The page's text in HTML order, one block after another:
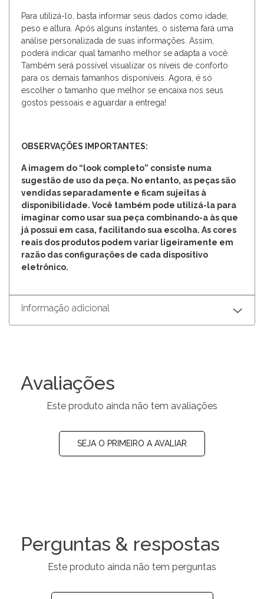
Para utilizá-lo, basta informar seus dados como idade,
peso e altura. Após alguns instantes, o sistema fará uma
análise personalizada de suas informações. Assim,
poderá indicar qual tamanho melhor se adapta a você.
Também será possível visualizar os níveis de conforto
para os demais tamanhos disponíveis. Agora, é só
escolher o tamanho que melhor se encaixa nos seus
gostos pessoais e aguardar a entrega!
OBSERVAÇÕES IMPORTANTES:
A imagem do “look completo” consiste numa
sugestão de uso da peça. No entanto, as peças são
vendidas separadamente e ficam sujeitas à
disponibilidade. Você também pode utilizá-la para
imaginar como usar sua peça combinando-a às que
já possui em casa, facilitando sua escolha. As cores
reais dos produtos podem variar ligeiramente em
razão das configurações de cada dispositivo
eletrônico.
Informação adicional
Avaliações
Este produto ainda não tem avaliações
SEJA O PRIMEIRO A AVALIAR
Perguntas & respostas
Este produto ainda não tem perguntas